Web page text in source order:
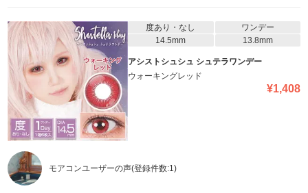
度あり・なし
ワンデー
14.5mm
13.8mm
アシストシュシュ シュテラワンデー
ウォーキングレッド
¥1,408
モアコンユーザーの声(登録件数:1)